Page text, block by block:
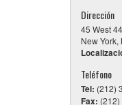
Dirección
45 West
New York,
Teléfono
Tel: (212)
Fax: